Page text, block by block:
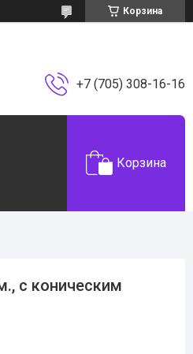
Корзина
+7 (705) 308-16-16
Корзина
с коническим